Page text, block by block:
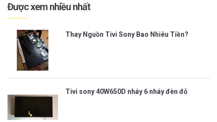
Được xem nhiều nhất
Thay Nguồn Tivi Sony Bao Nhiêu Tiền?
Tivi sony 40W650D nháy 6 nháy đèn đỏ